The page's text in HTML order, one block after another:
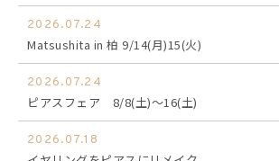
2026.07.24
Matsushita in 柏 9/14(月)15(火)
2026.07.24
ピアスフェア 8/8(土)～16(土)
2026.07.18